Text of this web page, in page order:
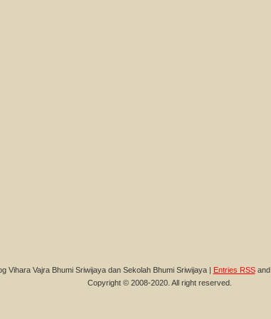
Vihara Vajra Bhumi Sriwijaya dan Sekolah Bhumi Sriwijaya | Entries RSSand
Copyright © 2008-2020. All right reserved.